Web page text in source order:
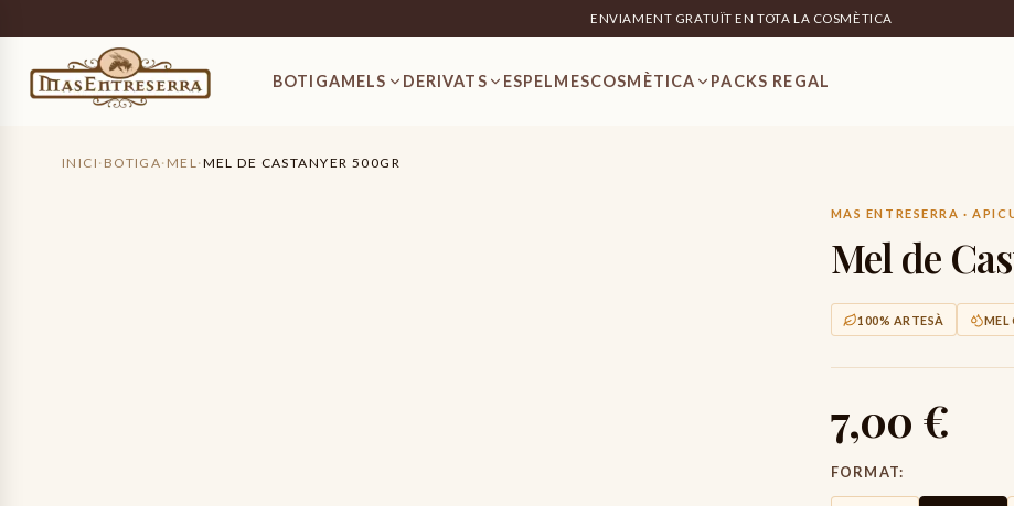
ENVIAMENT GRATUÏT EN TOTA LA COSMÈTICA
BOTIGAMELS DERIVATS ESPELMESCOSMÈTICA PACKS REGAL
INICI · BOTIGA· MEL·MEL DE CASTANYER 500GR
MAS ENTRESERRA ·
Mel de
100% ARTESÀ MEL
7,00 €
FORMAT:
7,00 €